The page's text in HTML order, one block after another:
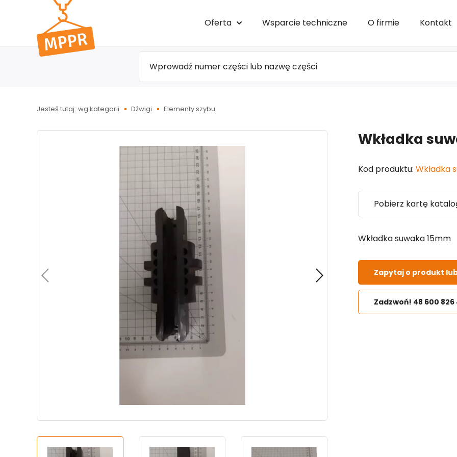
do menu
głównego
Oferta Wsparcie techniczne O firmie Kontakt
Jesteś tutaj: wg kategorii Dźwigi Elementy szybu
Wkładka
Kod produktu: Wkładka
Pobierz kartę
Wkładka suwaka 15mm
Zapytaj o produkt
Zadzwoń! 48 600 826